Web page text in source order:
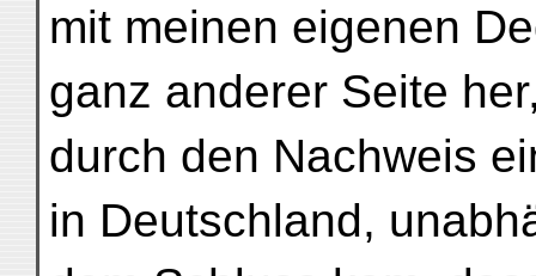
mit meinen eigenen
ganz anderer Seite
durch den Nachweis
in Deutschland,